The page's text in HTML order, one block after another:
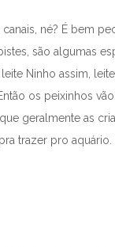
né? É bem
são algumas
Ninho assim,
os peixinhos
geralmente as
trazer pro